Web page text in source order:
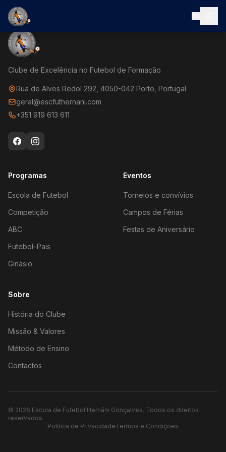
Clube de Excelência no Futebol de Formação
Rua de Alves Redol 292, 4050-042 Porto, Portugal
geral@escfuthernani.com
+351 919 613 611
Programas
Escola de Futebol
Competição
ABC
Futebol–Pais
Ginásio
Eventos
Torneios e convívios
Campos de Férias
Festas de Aniversário
Sobre
História do Clube
Missão & Valores
Método de Ensino
Contactos
© 2026 Escola de Futebol Hernâni Gonçalves. Todos os direitos
reservados.
Política de PrivacidadeTermos e Condições